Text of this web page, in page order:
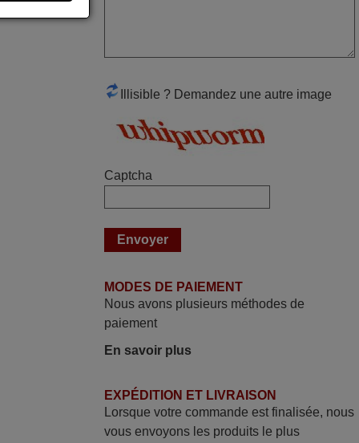
certains boutons sur le Combiné Radio-
K7-DVD étaient inopérants. Voilà de quoi
donner une seconde vie à mes deux
Panasonic haut de gamme des années
Ravie de voir que ma commande
effectuée a 13h30est deja traitée et
expédiée Je vous en remercie d’avance
Illisible ? Demandez une autre image
Captcha
MODES DE PAIEMENT
Nous avons plusieurs méthodes de
paiement
En savoir plus
EXPÉDITION ET LIVRAISON
Lorsque votre commande est finalisée, nous
vous envoyons les produits le plus